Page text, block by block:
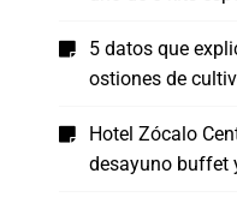
5 datos que
ostiones de
Hotel Zócalo
desayuno buffet